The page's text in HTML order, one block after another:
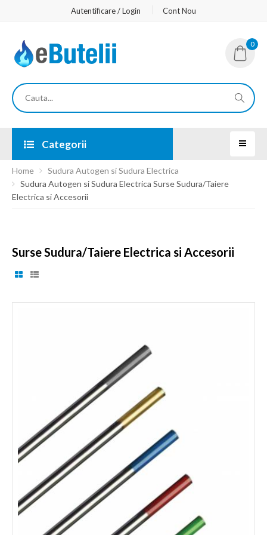
Autentificare / Login Cont Nou
0
Categorii
Home
Sudura Autogen si Sudura Electrica
Sudura Autogen si Sudura Electrica Surse Sudura/Taiere
Electrica si Accesorii
Surse Sudura/Taiere Electrica si Accesorii